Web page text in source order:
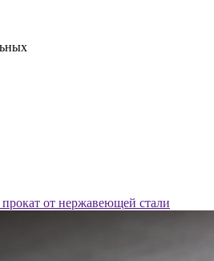
от нержавеющей стали